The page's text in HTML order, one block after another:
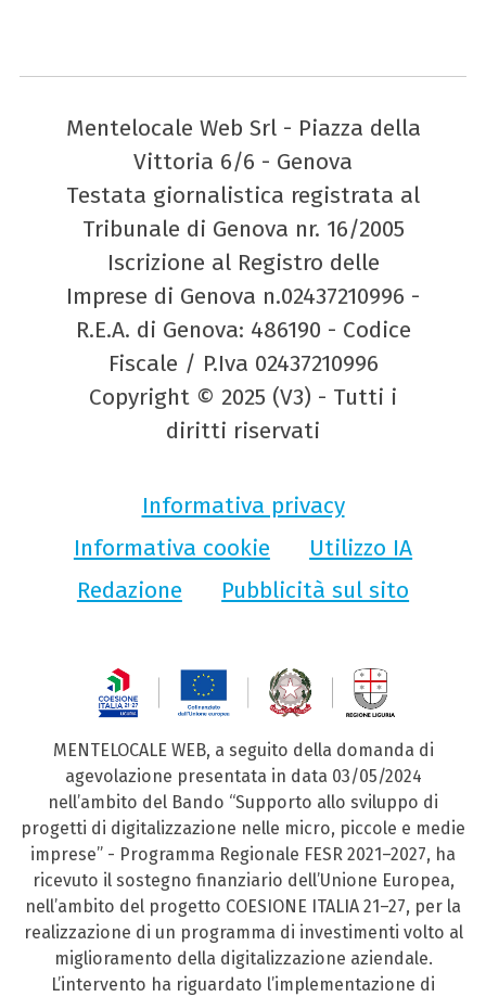
Mentelocale Web Srl - Piazza della
Vittoria 6/6 - Genova
Testata giornalistica registrata al
Tribunale di Genova nr. 16/2005
Iscrizione al Registro delle
Imprese di Genova n.02437210996 -
R.E.A. di Genova: 486190 - Codice
Fiscale / P.Iva 02437210996
Copyright © 2025 (V3) - Tutti i
diritti riservati
Informativa privacy
Informativa cookie
Utilizzo IA
Redazione
Pubblicità sul sito
MENTELOCALE WEB, a seguito della domanda di
agevolazione presentata in data 03/05/2024
nell’ambito del Bando “Supporto allo sviluppo di
progetti di digitalizzazione nelle micro, piccole e medie
imprese” - Programma Regionale FESR 2021–2027, ha
ricevuto il sostegno finanziario dell’Unione Europea,
nell’ambito del progetto COESIONE ITALIA 21–27, per la
realizzazione di un programma di investimenti volto al
miglioramento della digitalizzazione aziendale.
L’intervento ha riguardato l’implementazione di